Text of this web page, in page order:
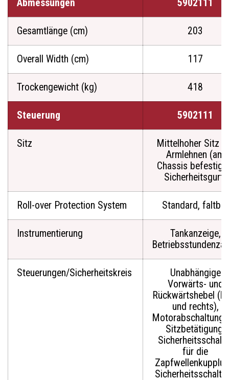
Abmessungen 5902111
Gesamtlänge (cm) 203
Overall Width (cm) 117
Trockengewicht (kg) 418
Steuerung 5902111
Sitz
Mittelhoher Sitz
Armlehnen (am
Chassis
Sicherheitsgurt)
Roll-over Protection System Standard, faltbar
Instrumentierung
Tankanzeige,
Steuerungen/Sicherheitskreis
Unabhängige
Vorwärts- und
Rückwärtshebel
und rechts),
Motorabschaltung
Sitzbetätigung,
für die